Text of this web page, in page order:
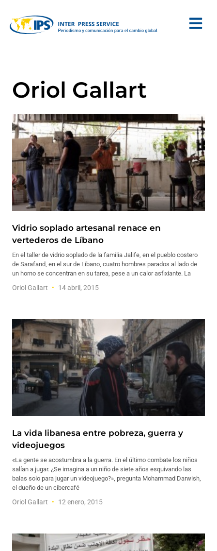
Oriol Gallart
Vidrio soplado artesanal renace en
vertederos de Líbano
En el taller de vidrio soplado de la familia Jalife, en el pueblo costero
de Sarafand, en el sur de Líbano, cuatro hombres parados al lado de
un horno se concentran en su tarea, pese a un calor asfixiante. La
Oriol Gallart 14 abril, 2015
La vida libanesa entre pobreza, guerra y
videojuegos
«La gente se acostumbra a la guerra. En el último combate los niños
salían a jugar. ¿Se imagina a un niño de siete años esquivando las
balas solo para jugar un videojuego?», pregunta Mohammad Darwish,
el dueño de un cibercafé
Oriol Gallart 12 enero, 2015